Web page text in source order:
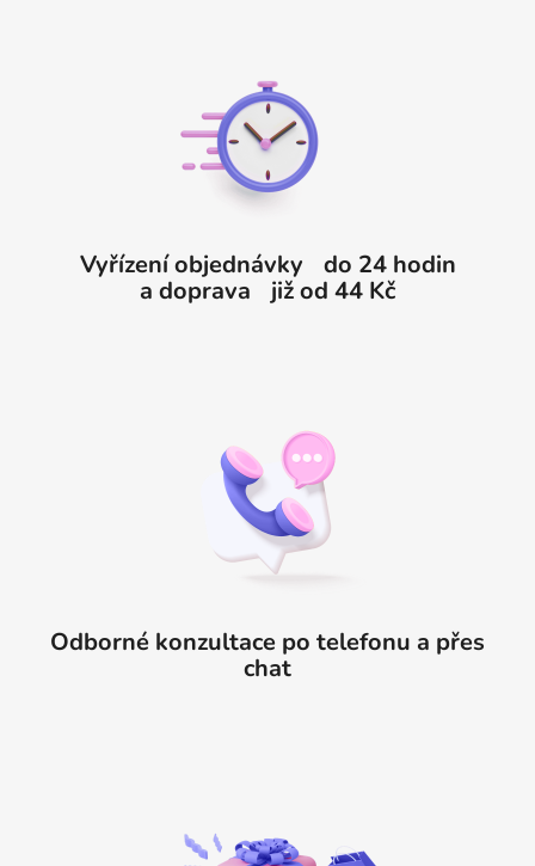
Vyřízení objednávky do 24 hodin
a doprava již od 44 Kč
Odborné konzultace po telefonu a přes
chat